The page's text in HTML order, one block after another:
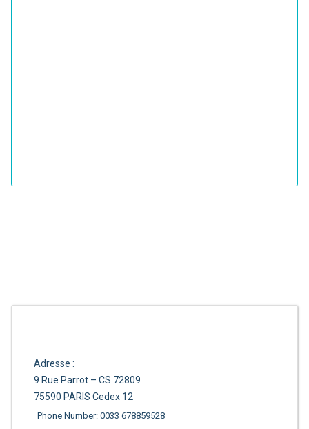
Adresse :
9 Rue Parrot – CS 72809
75590 PARIS Cedex 12
Phone Number: 0033 678859528